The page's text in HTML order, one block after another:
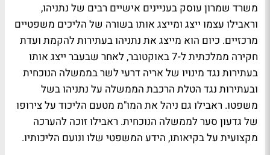
משרד שמרון עוסק בעניינים אישיים רבים של נתניהו,
וראבילו עצמו ייצג ומייצג אותו בשורה של הליכים משפטיים
מרכזיים. כיום הוא מייצג את נתניהו בעתירות להקמת ועדת
חקירה ממלכתית ל-7 באוקטובר, לאחר שבעבר ייצג אותו
בעתירות נגד מינויו של אריה דרעי לשר בממשלה הנוכחית
ובעתירות נגד הטלת הרכבת הממשלה על נתניהו בשל
משפטו. ראבילו גם ניהל את המו"מ מטעם הליכוד על צירופו
של גדעון סער לממשלה הנוכחית. ראבילו זוכה להערכה
מקצועית על בקיאותו, הידע המשפטי שלו ונועם הליכותיו.